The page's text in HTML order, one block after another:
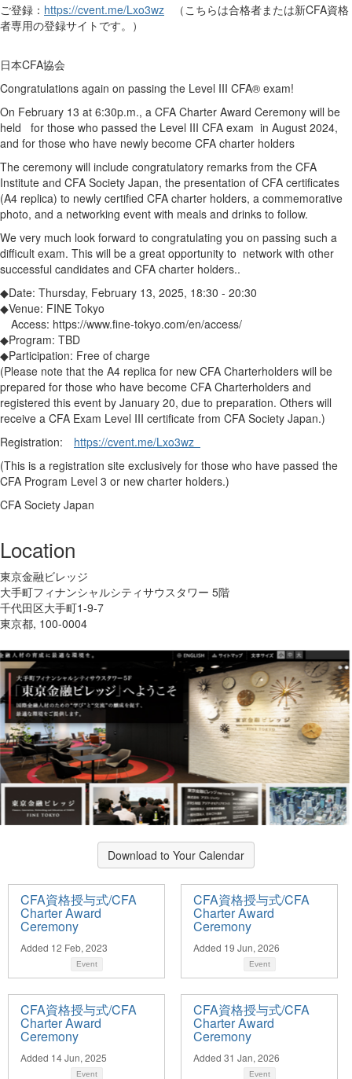
ご登録： https://cvent.me/Lxo3wz （こちらは合格者または新CFA資格
者専用の登録サイトです。）
日本CFA協会
Congratulations again on passing the Level III CFA® exam!
On February 13 at 6:30p.m., a CFA Charter Award Ceremony will be
held for those who passed the Level III CFA exam in August 2024,
and for those who have newly become CFA charter holders
The ceremony will include congratulatory remarks from the CFA
Institute and CFA Society Japan, the presentation of CFA certificates
(A4 replica) to newly certified CFA charter holders, a commemorative
photo, and a networking event with meals and drinks to follow.
We very much look forward to congratulating you on passing such a
difficult exam. This will be a great opportunity to network with other
successful candidates and CFA charter holders..
◆Date: Thursday, February 13, 2025, 18:30 - 20:30
◆Venue: FINE Tokyo
Access: https://www.fine-tokyo.com/en/access/
◆Program: TBD
◆Participation: Free of charge
(Please note that the A4 replica for new CFA Charterholders will be
prepared for those who have become CFA Charterholders and
registered this event by January 20, due to preparation. Others will
receive a CFA Exam Level III certificate from CFA Society Japan.)
Registration: https://cvent.me/Lxo3wz
(This is a registration site exclusively for those who have passed the
CFA Program Level 3 or new charter holders.)
CFA Society Japan
Location
東京金融ビレッジ
大手町フィナンシャルシティサウスタワー 5階
千代田区大手町1-9-7
東京都, 100-0004
Download to Your Calendar
CFA資格授与式/CFA
Charter Award
Ceremony
Added 12 Feb, 2023
Event
CFA資格授与式/CFA
Charter Award
Ceremony
Added 19 Jun, 2026
Event
CFA資格授与式/CFA
Charter Award
Ceremony
Added 14 Jun, 2025
Event
CFA資格授与式/CFA
Charter Award
Ceremony
Added 31 Jan, 2026
Event